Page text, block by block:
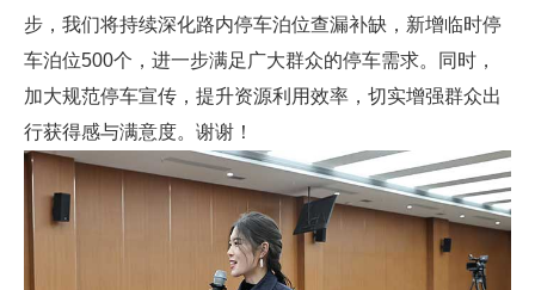
步，我们将持续深化路内停车泊位查漏补缺，新增临时停
车泊位500个，进一步满足广大群众的停车需求。同时，
加大规范停车宣传，提升资源利用效率，切实增强群众出
行获得感与满意度。谢谢！